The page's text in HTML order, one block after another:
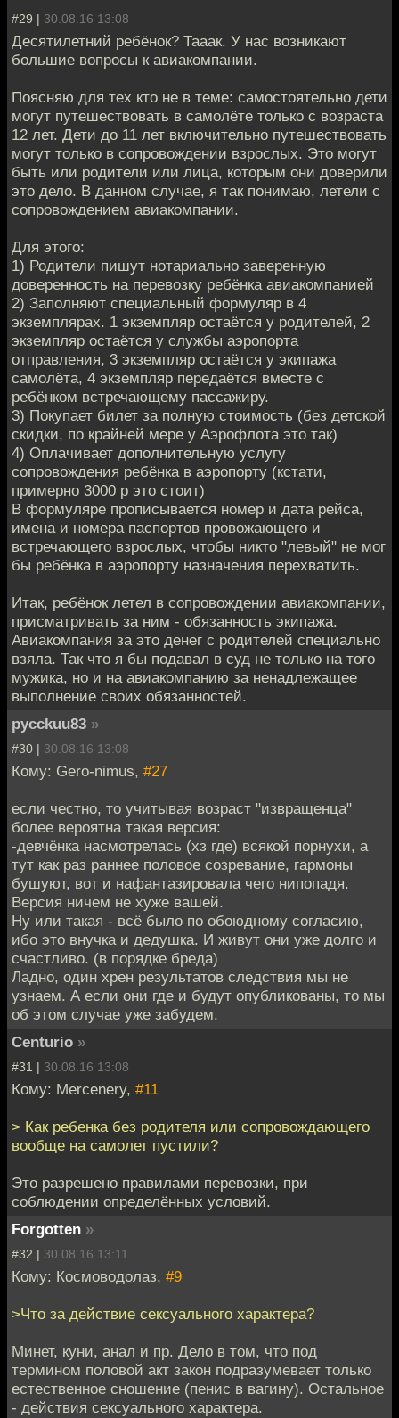
#29 | 30.08.16 13:08
Десятилетний ребёнок? Тааак. У нас возникают
большие вопросы к авиакомпании.
Поясняю для тех кто не в теме: самостоятельно дети
могут путешествовать в самолёте только с возраста
12 лет. Дети до 11 лет включительно путешествовать
могут только в сопровождении взрослых. Это могут
быть или родители или лица, которым они доверили
это дело. В данном случае, я так понимаю, летели с
сопровождением авиакомпании.
Для этого:
1) Родители пишут нотариально заверенную
доверенность на перевозку ребёнка авиакомпанией
2) Заполняют специальный формуляр в 4
экземплярах. 1 экземпляр остаётся у родителей, 2
экземпляр остаётся у службы аэропорта
отправления, 3 экземпляр остаётся у экипажа
самолёта, 4 экземпляр передаётся вместе с
ребёнком встречающему пассажиру.
3) Покупает билет за полную стоимость (без детской
скидки, по крайней мере у Аэрофлота это так)
4) Оплачивает дополнительную услугу
сопровождения ребёнка в аэропорту (кстати,
примерно 3000 р это стоит)
В формуляре прописывается номер и дата рейса,
имена и номера паспортов провожающего и
встречающего взрослых, чтобы никто "левый" не мог
бы ребёнка в аэропорту назначения перехватить.
Итак, ребёнок летел в сопровождении авиакомпании,
присматривать за ним - обязанность экипажа.
Авиакомпания за это денег с родителей специально
взяла. Так что я бы подавал в суд не только на того
мужика, но и на авиакомпанию за ненадлежащее
выполнение своих обязанностей.
pycckuu83 »
#30 | 30.08.16 13:08
Кому: Gero-nimus, #27
если честно, то учитывая возраст "извращенца"
более вероятна такая версия:
-девчёнка насмотрелась (хз где) всякой порнухи, а
тут как раз раннее половое созревание, гармоны
бушуют, вот и нафантазировала чего нипопадя.
Версия ничем не хуже вашей.
Ну или такая - всё было по обоюдному согласию,
ибо это внучка и дедушка. И живут они уже долго и
счастливо. (в порядке бреда)
Ладно, один хрен результатов следствия мы не
узнаем. А если они где и будут опубликованы, то мы
об этом случае уже забудем.
Centurio »
#31 | 30.08.16 13:08
Кому: Mercenery, #11
> Как ребенка без родителя или сопровождающего
вообще на самолет пустили?
Это разрешено правилами перевозки, при
соблюдении определённых условий.
Forgotten »
#32 | 30.08.16 13:11
Кому: Космоводолаз, #9
>Что за действие сексуального характера?
Минет, куни, анал и пр. Дело в том, что под
термином половой акт закон подразумевает только
естественное сношение (пенис в вагину). Остальное
- действия сексуального характера.